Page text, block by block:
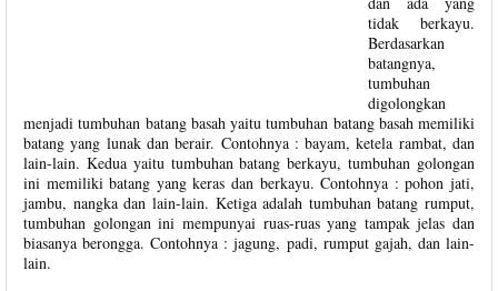
tidak berkayu.
Berdasarkan
batangnya,
tumbuhan
digolongkan
menjadi tumbuhan batang basah yaitu tumbuhan batang basah memiliki
batang yang lunak dan berair. Contohnya : bayam, ketela rambat, dan
lain-lain. Kedua yaitu tumbuhan batang berkayu, tumbuhan golongan
ini memiliki batang yang keras dan berkayu. Contohnya : pohon jati,
jambu, nangka dan lain-lain. Ketiga adalah tumbuhan batang rumput,
tumbuhan golongan ini mempunyai ruas-ruas yang tampak jelas dan
biasanya berongga. Contohnya : jagung, padi, rumput gajah, dan lain-
lain.